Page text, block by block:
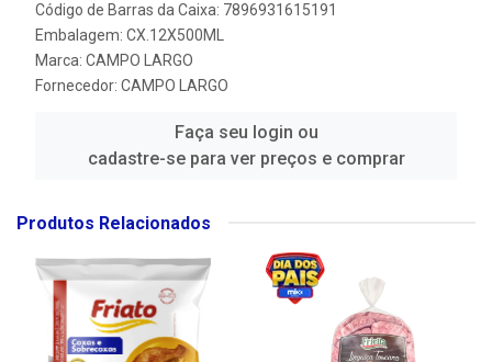
Código de Barras da Caixa: 7896931615191
Embalagem: CX.12X500ML
Marca: CAMPO LARGO
Fornecedor: CAMPO LARGO
Faça seu login ou
cadastre-se para ver preços e comprar
Produtos Relacionados